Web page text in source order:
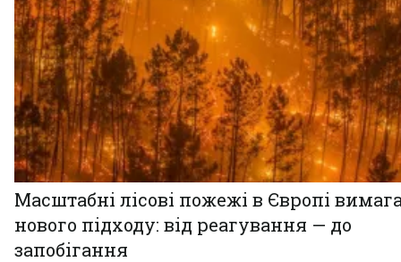
Масштабні лісові пожежі в Європі
нового підходу: від реагування — до
запобігання